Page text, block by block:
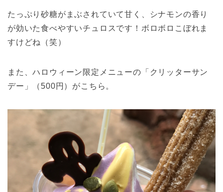
たっぷり砂糖がまぶされていて甘く、シナモンの香り
が効いた食べやすいチュロスです！ボロボロこぼれま
すけどね（笑）
また、ハロウィーン限定メニューの「クリッターサン
デー」（500円）がこちら。